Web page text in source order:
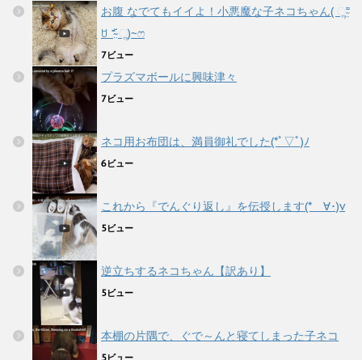
お腹 なでてもイイよ！小悪魔な子ネコちゃん( ૢ⁼̴̤̆
ꇴ ⁼̴̤̆ ૢ)~ෆ
7ビュー
プラズマボールに興味津々
7ビュー
ネコ用お布団は、満員御礼でした(*ﾟ▽ﾟ)ﾉ
6ビュー
これから『でんぐり返し』を伝授します(*ゝ∀･)v
5ビュー
逆立ちするネコちゃん【訳あり】
5ビュー
本棚の片隅で、ぐで～んと寝てしまった子ネコ
5ビュー